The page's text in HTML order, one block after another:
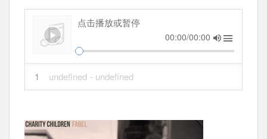
点击播放或暂停
00:00/00:00
1 undefined - undefined